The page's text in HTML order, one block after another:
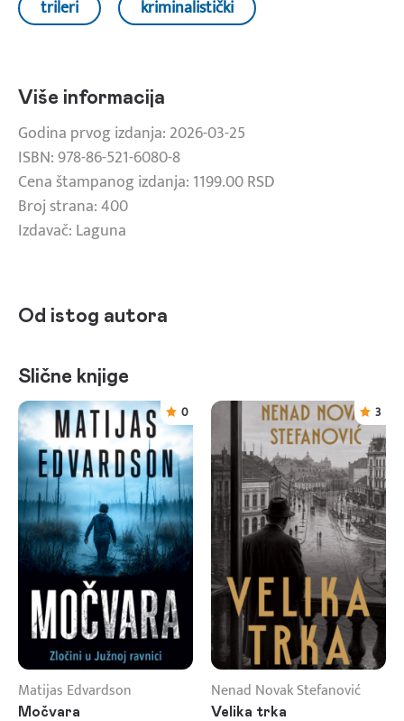
trileri kriminalistički
Više informacija
Godina prvog izdanja: 2026-03-25
ISBN: 978-86-521-6080-8
Cena štampanog izdanja: 1199.00 RSD
Broj strana: 400
Izdavač: Laguna
Od istog autora
Slične knjige
0
Matijas Edvardson
Močvara
3
Nenad Novak Stefanović
Velika trka